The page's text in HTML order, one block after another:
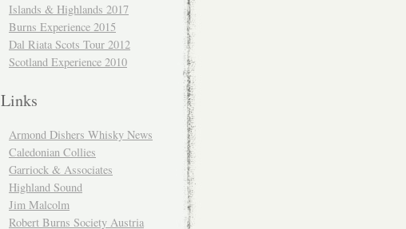
Islands & Highlands 2017
Burns Experience 2015
Dal Riata Scots Tour 2012
Scotland Experience 2010
Links
Armond Dishers Whisky News
Caledonian Collies
Garriock & Associates
Highland Sound
Jim Malcolm
Robert Burns Society Austria